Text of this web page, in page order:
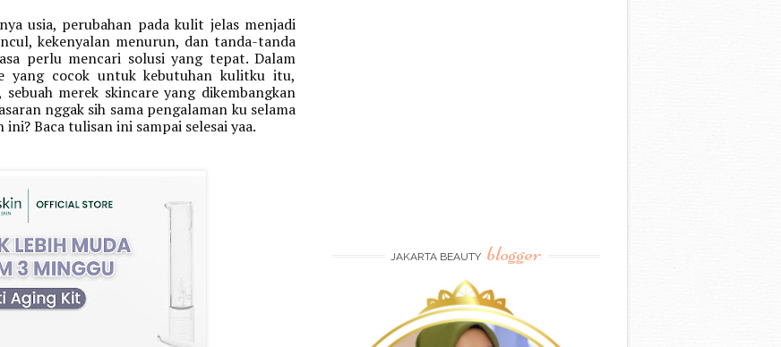
usia, perubahan pada kulit jelas menjadi
kekenyalan menurun, dan tanda-tanda
perlu mencari solusi yang tepat. Dalam
yang cocok untuk kebutuhan kulitku itu,
merek skincare yang dikembangkan
nggak sih sama pengalaman ku selama
Baca tulisan ini sampai selesai yaa.
JAKARTA BEAUTY blogger